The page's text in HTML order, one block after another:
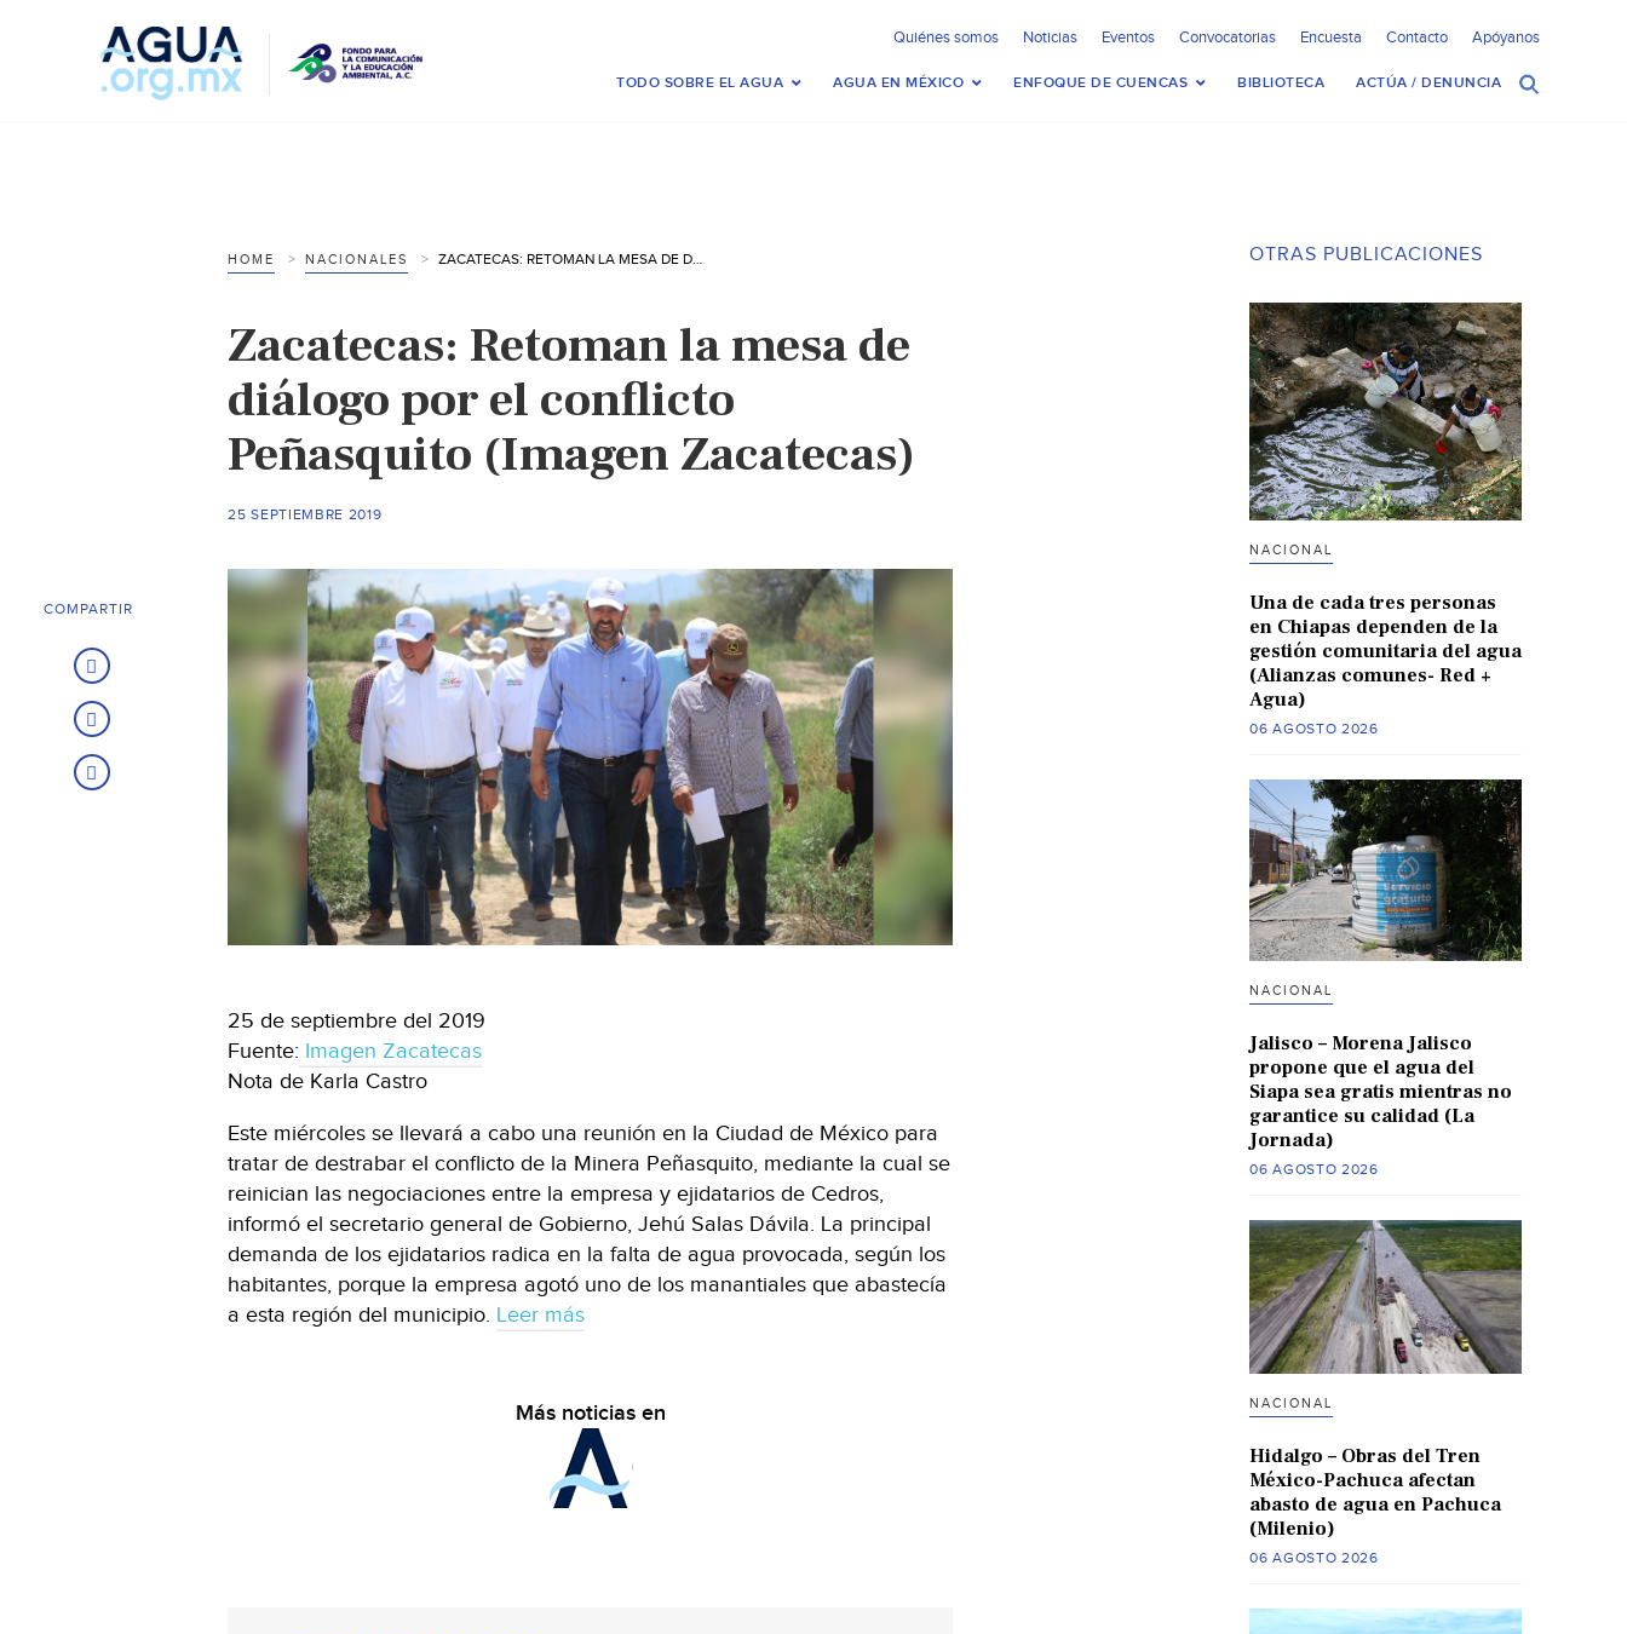
Quiénes somos Noticias Eventos Convocatorias Encuesta Contacto Apóyanos
TODO SOBRE EL AGUA AGUA EN MÉXICO ENFOQUE DE CUENCAS BIBLIOTECA ACTÚA / DENUNCIA
HOME NACIONALES ZACATECAS: RETOMAN LA MESA DE DIÁLOGO POR EL CONFLICTO PEÑASQUITO (IMAGEN ZACATECAS)
Zacatecas: Retoman la mesa de
diálogo por el conflicto
Peñasquito (Imagen Zacatecas)
25 SEPTIEMBRE 2019
25 de septiembre del 2019
Fuente: Imagen Zacatecas
Nota de Karla Castro
Este miércoles se llevará a cabo una reunión en la Ciudad de México para
tratar de destrabar el conflicto de la Minera Peñasquito, mediante la cual se
reinician las negociaciones entre la empresa y ejidatarios de Cedros,
informó el secretario general de Gobierno, Jehú Salas Dávila. La principal
demanda de los ejidatarios radica en la falta de agua provocada, según los
habitantes, porque la empresa agotó uno de los manantiales que abastecía
a esta región del municipio. Leer más
Más noticias en
COMPARTIR
OTRAS PUBLICACIONES
NACIONAL
Una de cada tres personas
en Chiapas dependen de la
gestión comunitaria del agua
(Alianzas comunes- Red +
Agua)
06 AGOSTO 2026
NACIONAL
Jalisco – Morena Jalisco
propone que el agua del
Siapa sea gratis mientras no
garantice su calidad (La
Jornada)
06 AGOSTO 2026
NACIONAL
Hidalgo – Obras del Tren
México-Pachuca afectan
abasto de agua en Pachuca
(Milenio)
06 AGOSTO 2026